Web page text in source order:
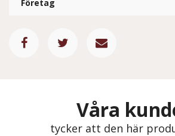
Företag
Våra
tycker att den här